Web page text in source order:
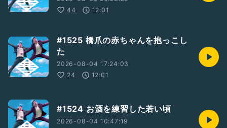
44
12:01
#1525 橋爪の赤ちゃんを抱っこし
た
2026-08-04 17:24:03
24
12:01
#1524 お酒を練習した若い頃
2026-08-04 10:47:19